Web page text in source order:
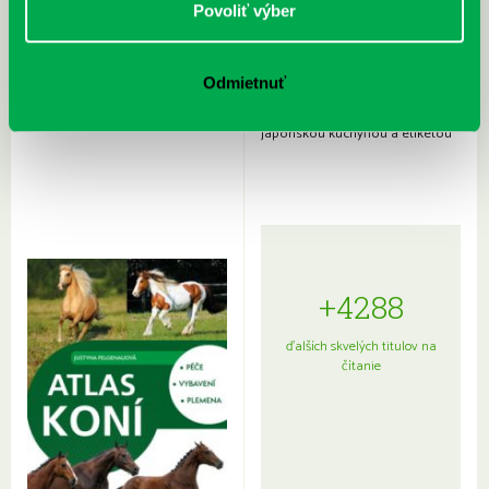
Povoliť výber
Odmietnuť
Rudź, Przemyslaw: Atlas hviezd:
Hardy, Paula: Japonsko na tanieri:
japonskou kuchyňou a etiketou
+4288
ďalších skvelých titulov na
čítanie